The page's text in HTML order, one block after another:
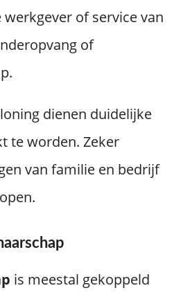
of service van
of
dienen duidelijke
te worden. Zeker
van familie en bedrijf
is meestal gekoppeld